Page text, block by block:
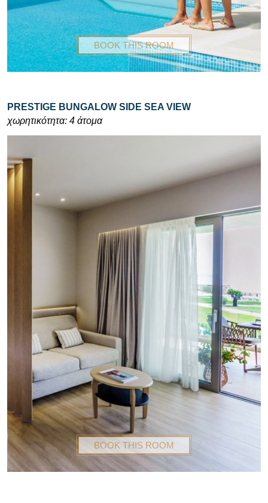
BOOK THIS ROOM
PRESTIGE BUNGALOW SIDE SEA VIEW
χωρητικότητα: 4 άτομα
BOOK THIS ROOM